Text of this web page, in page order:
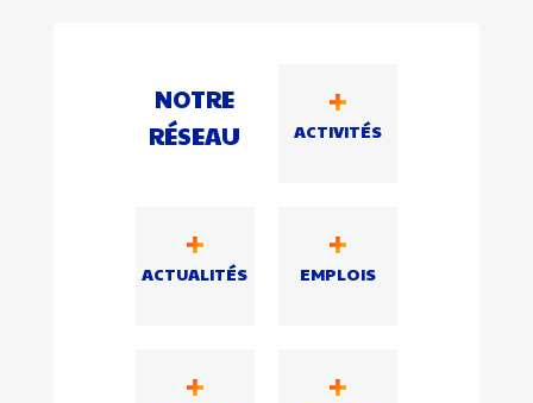
NOTRE
RÉSEAU
ACTIVITÉS
ACTUALITÉS EMPLOIS